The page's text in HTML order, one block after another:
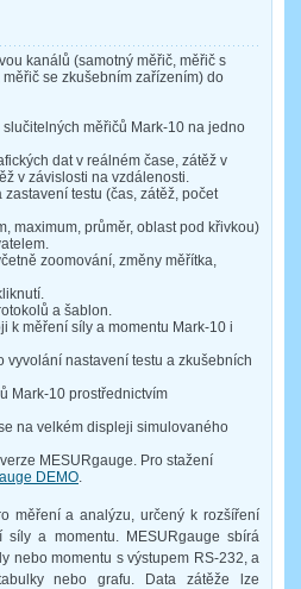
kanálů (samotný měřič, měřič s
se zkušebním zařízením) do
měřičů Mark-10 na jedno
dat v reálném čase, zátěž v
v závislosti na vzdálenosti.
testu (čas, zátěž, počet
maximum, průměr, oblast pod křivkou)
zoomování, změny měřítka,
a šablon.
k měření síly a momentu Mark-10 i
vyvolání nastavení testu a zkušebních
Mark-10 prostřednictvím
na velkém displeji simulovaného
MESURgauge. Pro stažení
DEMO.
měření a analýzu, určený k rozšíření
síly a momentu. MESURgauge sbírá
nebo momentu s výstupem RS-232, a
nebo grafu. Data zátěže lze